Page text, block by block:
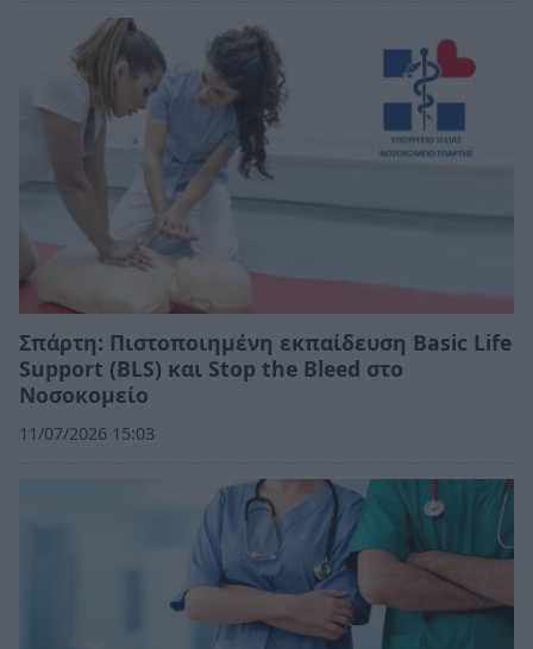
Σπάρτη: Πιστοποιημένη εκπαίδευση Basic Life
Support (BLS) και Stop the Bleed στο
Νοσοκομείο
11/07/2026 15:03